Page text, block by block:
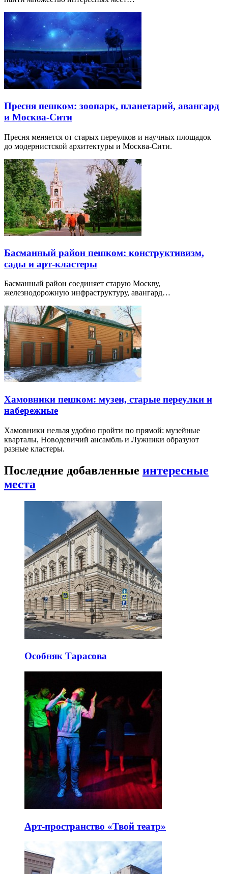
Пресня пешком: зоопарк, планетарий, авангард
и Москва-Сити
Пресня меняется от старых переулков и научных площадок
до модернистской архитектуры и Москва-Сити.
Басманный район пешком: конструктивизм,
сады и арт-кластеры
Басманный район соединяет старую Москву,
железнодорожную инфраструктуру, авангард…
Хамовники пешком: музеи, старые переулки и
набережные
Хамовники нельзя удобно пройти по прямой: музейные
кварталы, Новодевичий ансамбль и Лужники образуют
разные кластеры.
Последние добавленные интересные
места
Особняк Тарасова
Арт-пространство «Твой театр»